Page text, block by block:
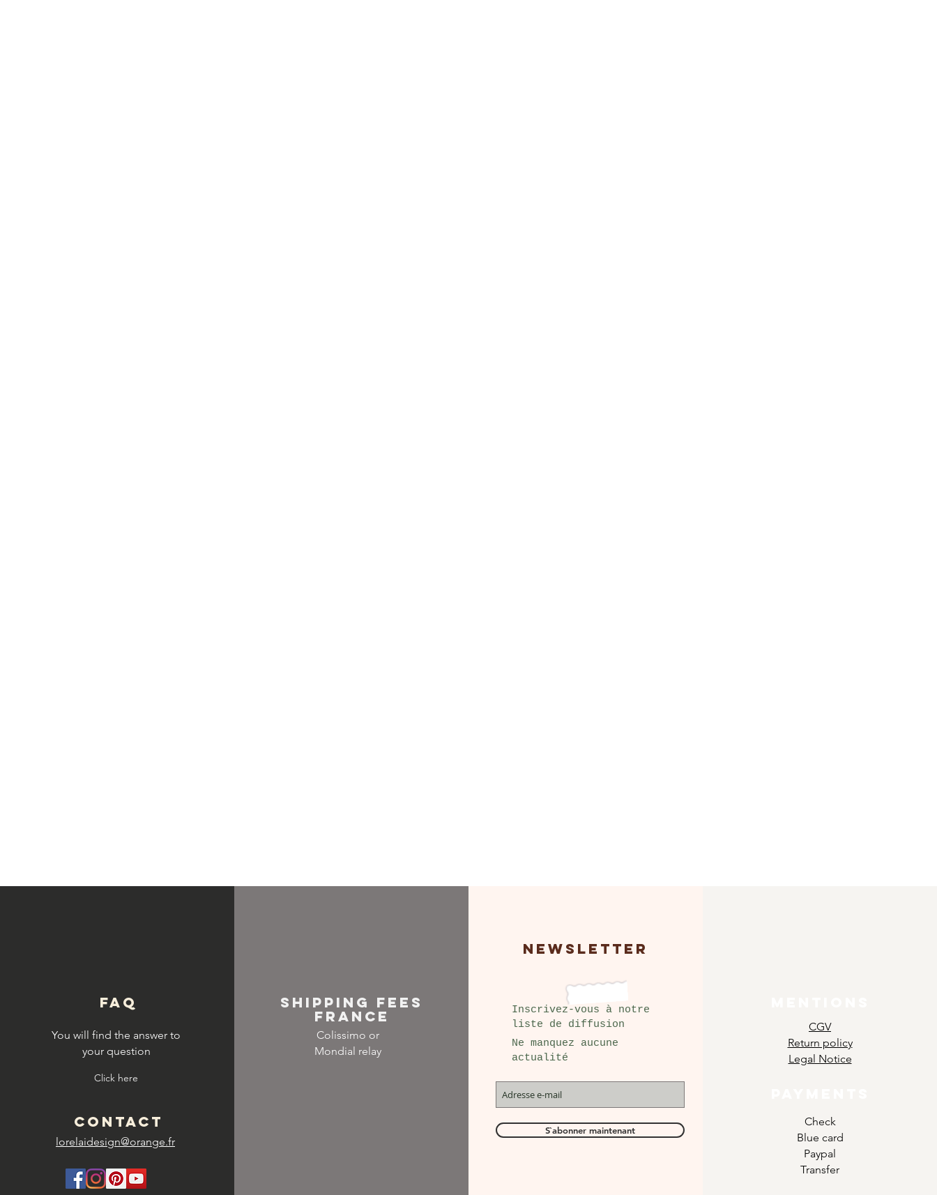
FAQ
You will find the answer to
your question
Click here
CONTACT
lorelaidesign@orange.fr
SHIPPING FEES
FRANCE
Colissimo or
Mondial relay
NEWSLETTER
Inscrivez-vous à notre
liste de diffusion
Ne manquez aucune
actualité
S`abonner maintenant
CGV
Return policy
Legal Notice
Check
Blue card
Paypal
Transfer